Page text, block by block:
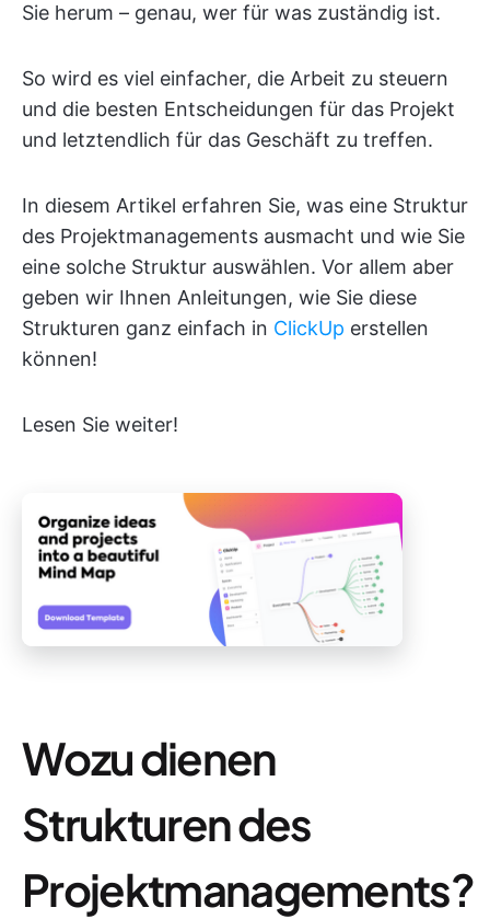
Sie herum – genau, wer für was zuständig ist.
So wird es viel einfacher, die Arbeit zu steuern
und die besten Entscheidungen für das Projekt
und letztendlich für das Geschäft zu treffen.
In diesem Artikel erfahren Sie, was eine Struktur
des Projektmanagements ausmacht und wie Sie
eine solche Struktur auswählen. Vor allem aber
geben wir Ihnen Anleitungen, wie Sie diese
Strukturen ganz einfach in ClickUp erstellen
können!
Lesen Sie weiter!
Wozu dienen
Strukturen des
Projektmanagements?